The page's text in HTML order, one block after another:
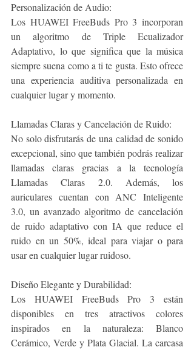
Personalización de Audio:
Los HUAWEI FreeBuds Pro 3 incorporan
un algoritmo de Triple Ecualizador
Adaptativo, lo que significa que la música
siempre suena como a ti te gusta. Esto ofrece
una experiencia auditiva personalizada en
cualquier lugar y momento.
Llamadas Claras y Cancelación de Ruido:
No solo disfrutarás de una calidad de sonido
excepcional, sino que también podrás realizar
llamadas claras gracias a la tecnología
Llamadas Claras 2.0. Además, los
auriculares cuentan con ANC Inteligente
3.0, un avanzado algoritmo de cancelación
de ruido adaptativo con IA que reduce el
ruido en un 50%, ideal para viajar o para
usar en cualquier lugar ruidoso.
Diseño Elegante y Durabilidad:
Los HUAWEI FreeBuds Pro 3 están
disponibles en tres atractivos colores
inspirados en la naturaleza: Blanco
Cerámico, Verde y Plata Glacial. La carcasa